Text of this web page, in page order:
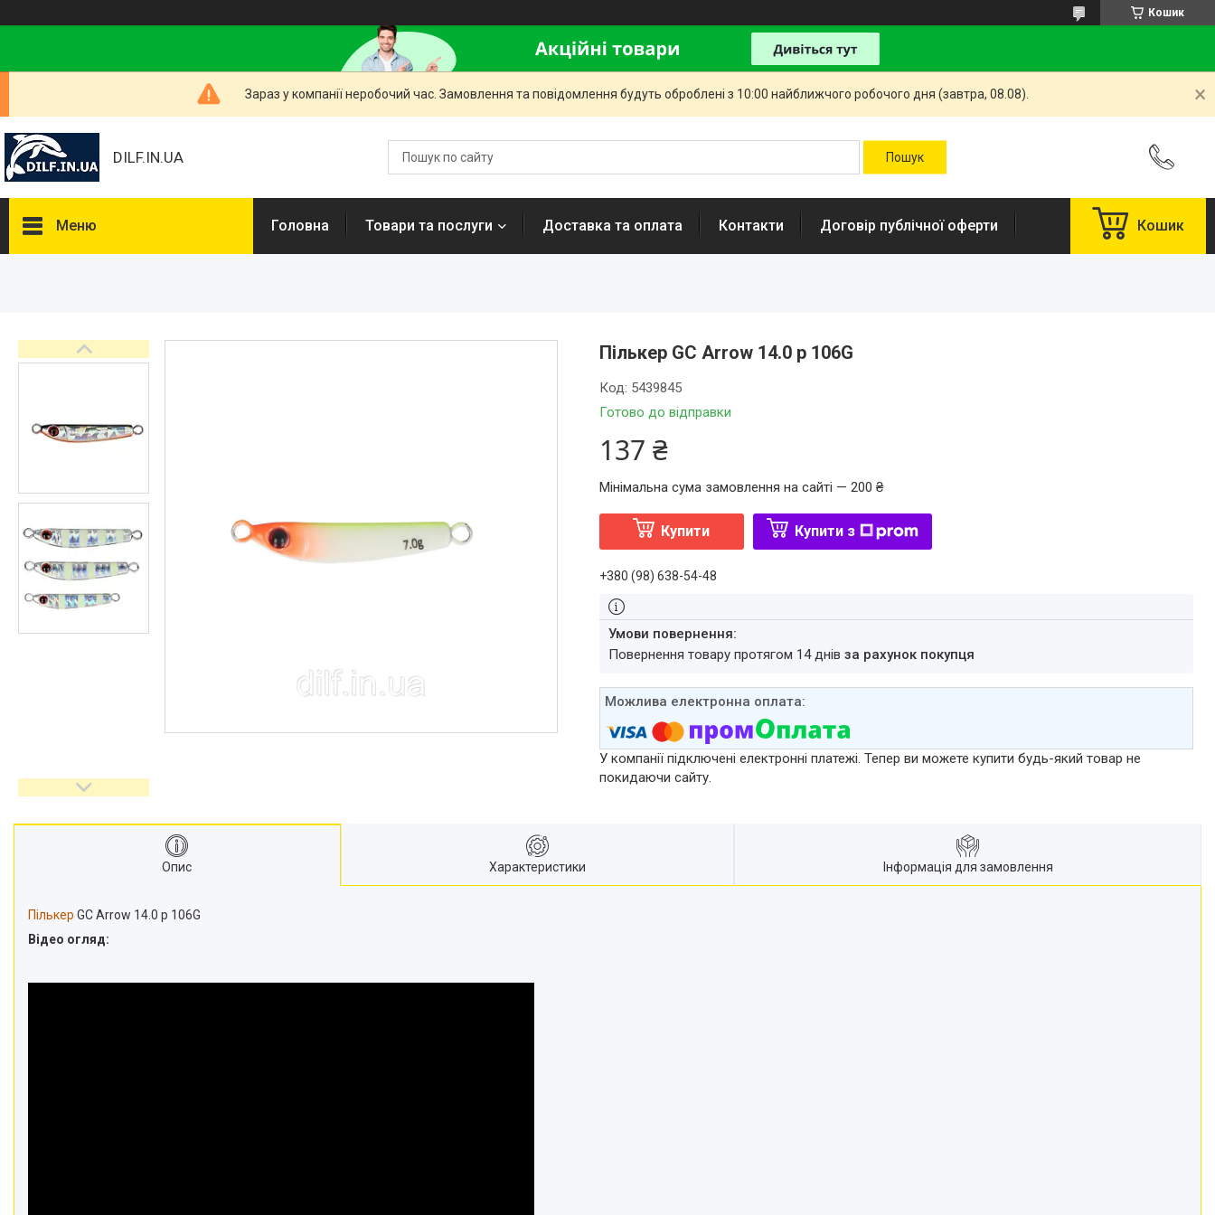
Кошик
Зараз у компанії неробочий час. Замовлення та повідомлення будуть оброблені з 10:00 найближчого робочого дня (завтра, 08.08).
DILF.IN.UA
Меню
Рибальські снасті
РОЗПРОДАЖ! Мега знижки!
Повернення та обмін
Головна Товари та послуги Доставка та оплата Контакти Договір публічної оферти Кошик
Пількер GC Arrow 14.0 р 106G
Готово до відправки
Код: 5439845
137 ₴
Мінімальна сума замовлення на сайті — 200 ₴
Купити Купити з
+380 (98) 638-54-48
повернення товару протягом 14 днів за рахунок покупця
У компанії підключені електронні платежі. Тепер ви можете купити будь-який товар не
покидаючи сайту.
Опис Характеристики Інформація для замовлення
Пількер GC Arrow 14.0 р 106G
Відео огляд: